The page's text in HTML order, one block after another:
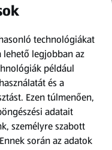
technológiákat
legjobban az
például
és a
Ezen túlmenően,
adatait
személyre szabott
során az adatok